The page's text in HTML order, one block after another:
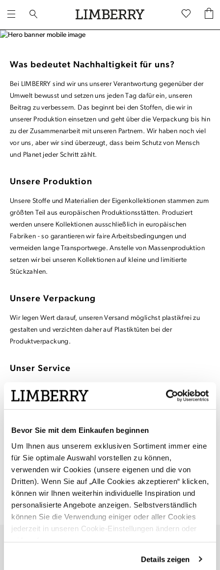
Bevor Sie mit dem Einkaufen beginnen
Um Ihnen aus unserem exklusiven Sortiment immer eine
für Sie optimale Auswahl vorstellen zu können,
verwenden wir Cookies (unsere eigenen und die von
Dritten). Wenn Sie auf „Alle Cookies akzeptieren“ klicken,
können wir Ihnen weiterhin individuelle Inspiration und
personalisierte Angebote anzeigen. Selbstverständlich
können Sie die Verwendung einiger oder aller Cookies
jederzeit in unseren Cookie-Einstellungen ändern oder
Details zeigen
Was bedeutet Nachhaltigkeit für uns?
Bei LIMBERRY sind wir uns unserer Verantwortung gegenüber der
Umwelt bewusst und setzen uns jeden Tag dafür ein, unseren
Beitrag zu verbessern. Das beginnt bei den Stoffen, die wir in
unserer Produktion einsetzen und geht über die Verpackung bis hin
zu der Zusammenarbeit mit unseren Partnern. Wir haben noch viel
vor uns, aber wir sind überzeugt, dass beim Schutz von Mensch
und Planet jeder Schritt zählt.
Unsere Produktion
Unsere Stoffe und Materialien der Eigenkollektionen stammen zum
größten Teil aus europäischen Produktionsstätten. Produziert
werden unsere Kollektionen ausschließlich in europäischen
Fabriken - so garantieren wir faire Arbeitsbedingungen und
vermeiden lange Transportwege. Anstelle von Massenproduktion
setzen wir bei unseren Kollektionen auf kleine und limitierte
Stückzahlen.
Unsere Verpackung
Wir legen Wert darauf, unseren Versand möglichst plastikfrei zu
gestalten und verzichten daher auf Plastiktüten bei der
Produktverpackung.
Unser Service
Um die Anzahl der Retouren zu reduzieren, bieten wir Kunden einen
Änderungsschneider-Gutschein zur Anpassung unserer Dirndl an.
Wir sind überzeugt davon, dass ein Kleidungsstück, das perfekt
Unsere Partner
Wir arbeiten ausschließlich mit Partnern zusammen, die unsere
Werte teilen und setzen vor allem auf kleine Labels aus
Deutschland, Österreich und anderen Ländern aus Europa.
NEWSLETTER